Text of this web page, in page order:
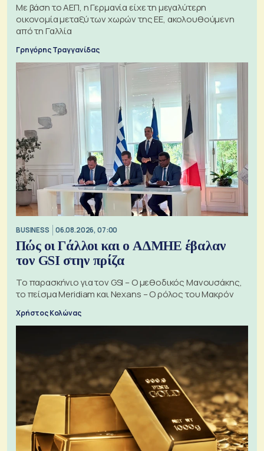
Με βάση το ΑΕΠ, η Γερμανία είχε τη μεγαλύτερη
οικονομία μεταξύ των χωρών της ΕΕ, ακολουθούμενη
από τη Γαλλία
Γρηγόρης Τραγγανίδας
BUSINESS 06.08.2026, 07:00
Πώς οι Γάλλοι και ο ΑΔΜΗΕ έβαλαν
τον GSI στην πρίζα
Το παρασκήνιο για τον GSI – Ο μεθοδικός Μανουσάκης,
το πείσμα Meridiam και Nexans – Ο ρόλος του Μακρόν
Χρήστος Κολώνας